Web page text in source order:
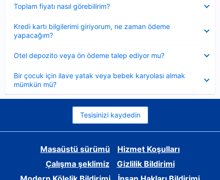
Toplam fiyatı nasıl görebilirim?
Kredi kartı bilgilerimi giriyorum, ne zaman ödeme
yapacağım?
Otel depozito veya ön ödeme talep ediyor mu?
Bir çocuk için ilave yatak veya bebek karyolası almak
mümkün mü?
Tesisinizi kaydedin
Masaüstü sürümü
Hizmet Koşulları
Çalışma şeklimiz
Gizlilik Bildirimi